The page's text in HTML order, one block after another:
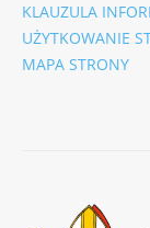
KLAUZULA
UŻYTKOWANIE
MAPA STRONY